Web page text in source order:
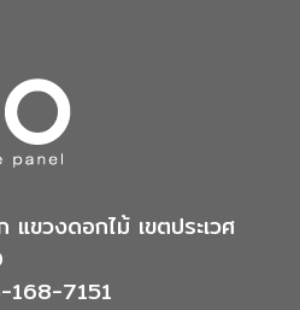
ขวงดอกไม้ เขตประเวศ
7151